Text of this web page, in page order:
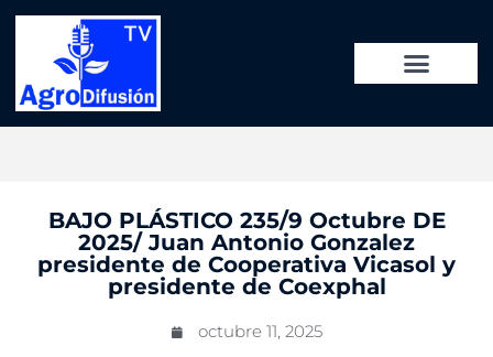
BAJO PLÁSTICO 235/9 Octubre DE
2025/ Juan Antonio Gonzalez
presidente de Cooperativa Vicasol y
presidente de Coexphal
octubre 11, 2025